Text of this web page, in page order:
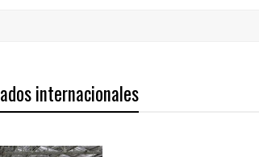
internacionales